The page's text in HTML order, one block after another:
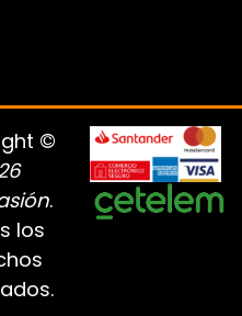
©
.
los